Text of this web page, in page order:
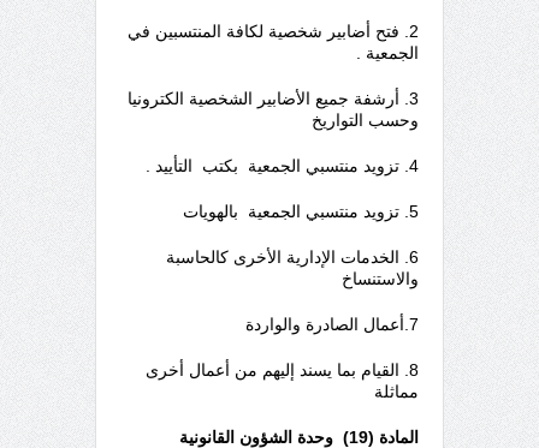
2. فتح أضابير شخصية لكافة المنتسبين في
الجمعية .
3. أرشفة جميع الأضابير الشخصية الكترونيا
وحسب التواريخ
4. تزويد منتسبي الجمعية بكتب التأييد .
5. تزويد منتسبي الجمعية بالهويات
6. الخدمات الإدارية الأخرى كالحاسبة
والاستنساخ
7.أعمال الصادرة والواردة
8. القيام بما يسند إليهم من أعمال أخرى
مماثلة
المادة (19) وحدة الشؤون القانونية